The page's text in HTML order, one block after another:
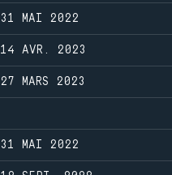
31 MAI 2022
14 AVR. 2023
27 MARS 2023
31 MAI 2022